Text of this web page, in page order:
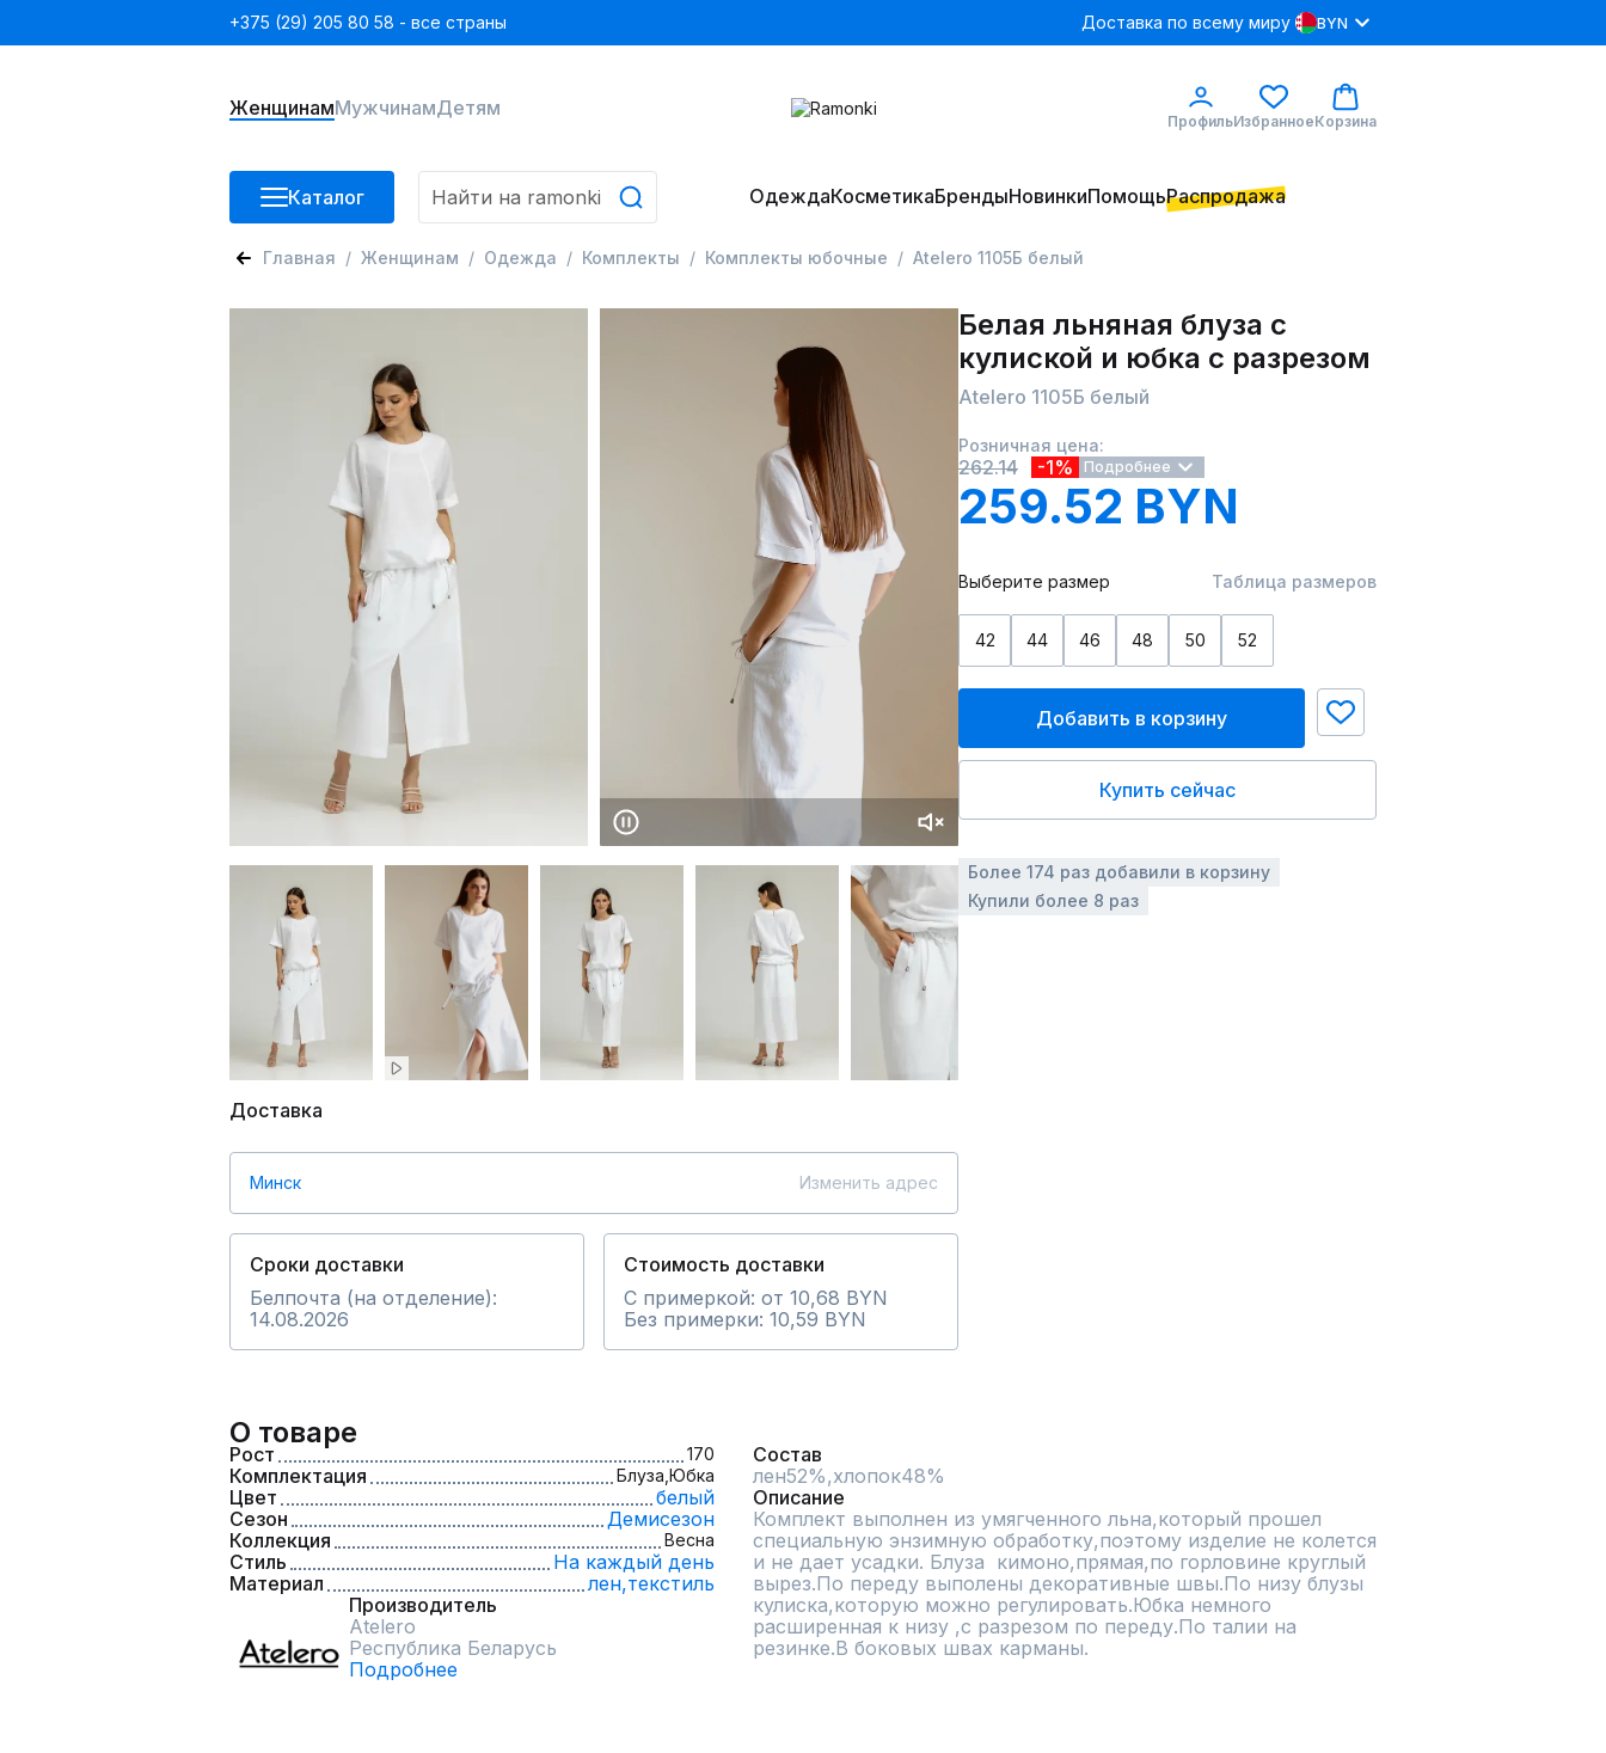
+375 (29) 205 80 58 - все страны Доставка по всему миру BYN
ЖенщинамМужчинамДетям
ПрофильИзбранноеКорзина
Каталог ОдеждаКосметикаБрендыНовинкиПомощьРаспродажа
Главная Женщинам Одежда Комплекты Комплекты юбочные Atelero 1105Б белый
Доставка
Минск Изменить адрес
Сроки доставки
Белпочта (на отделение):
14.08.2026
Стоимость доставки
С примеркой: от 10,68 BYN
Без примерки: 10,59 BYN
Белая льняная блуза с
кулиской и юбка с разрезом
Atelero 1105Б белый
Розничная цена:
262.14 -1% Подробнее
259.52 BYN
Выберите размер Таблица размеров
42 44 46 48 50 52
Добавить в корзину
Купить сейчас
Более 174 раз добавили в корзину
Купили более 8 раз
О товаре
Рост 170
Комплектация Блуза, Юбка
Цвет
белый
Сезон
Демисезон
Коллекция
Весна
Стиль
На каждый день
Материал
лен,текстиль
Производитель
Atelero
Республика Беларусь
Подробнее
Состав
лен52%,хлопок48%
Описание
Комплект выполнен из умягченного льна,который прошел
специальную энзимную обработку,поэтому изделие не колется
и не дает усадки. Блуза  кимоно,прямая,по горловине круглый
вырез.По переду выполены декоративные швы.По низу блузы
кулиска,которую можно регулировать.Юбка немного
расширенная к низу ,с разрезом по переду.По талии на
резинке.В боковых швах карманы.